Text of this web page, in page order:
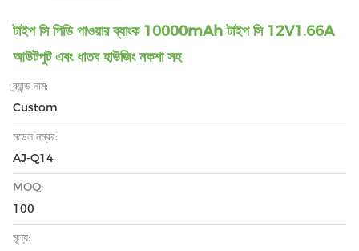
টাইপ সি পিডি পাওয়ার ব্যাংক 10000mAh টাইপ সি 12V1.66A
আউটপুট এবং ধাতব হাউজিং নকশা সহ
ব্র্যান্ড নাম:
Custom
মডেল নম্বর:
AJ-Q14
MOQ:
100
মূল্য: